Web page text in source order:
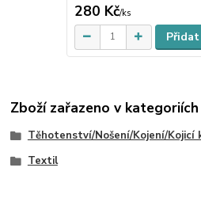
280 Kč/ks
Zboží zařazeno v kategoriích
Těhotenství/Nošení/Kojení/Kojicí
Textil